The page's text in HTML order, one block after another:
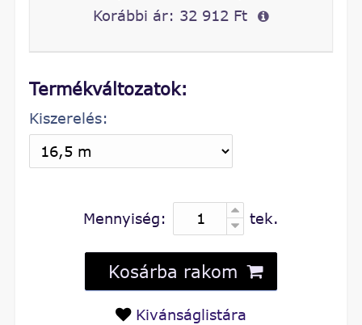
Korábbi ár: 32 912 Ft
Termékváltozatok:
Kiszerelés:
Mennyiség: tek.
Kosárba rakom
Kivánságlistára